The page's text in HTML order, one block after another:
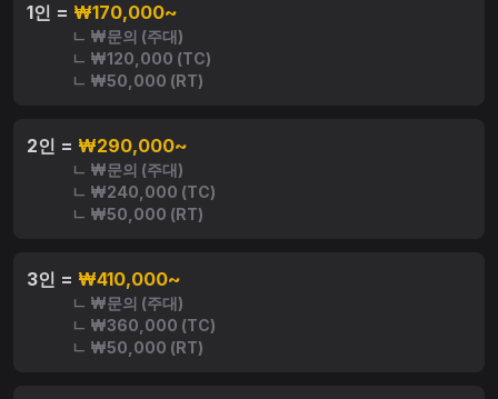
1인 = ₩170,000~
ㄴ ₩문의 (주대)
ㄴ ₩120,000 (TC)
ㄴ ₩50,000 (RT)
2인 = ₩290,000~
ㄴ ₩문의 (주대)
ㄴ ₩240,000 (TC)
ㄴ ₩50,000 (RT)
3인 = ₩410,000~
ㄴ ₩문의 (주대)
ㄴ ₩360,000 (TC)
ㄴ ₩50,000 (RT)